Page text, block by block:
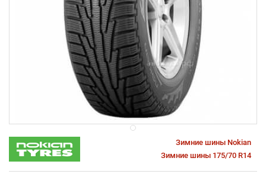
Зимние шины Nokian
Зимние шины 175/70 R14